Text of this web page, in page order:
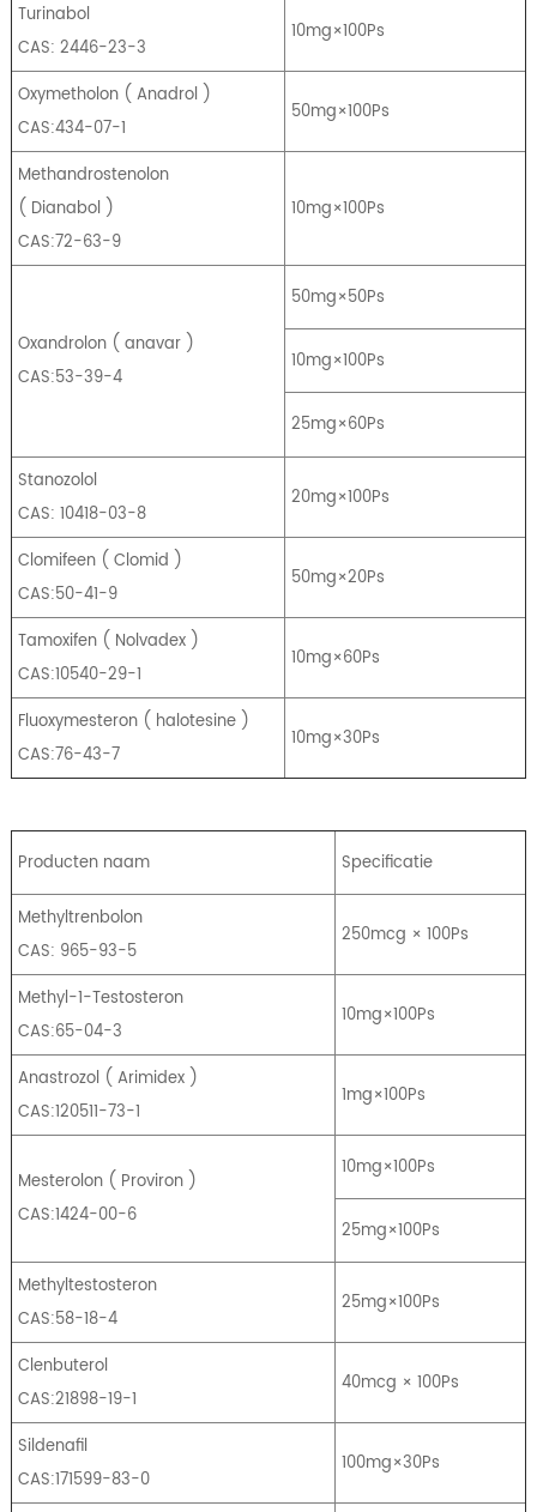
Turinabol
CAS: 2446-23-3
10mg×100Ps
Oxymetholon ( Anadrol )
CAS:434-07-1
50mg×100Ps
Methandrostenolon
( Dianabol )
CAS:72-63-9
10mg×100Ps
Oxandrolon ( anavar )
CAS:53-39-4
50mg×50Ps
10mg×100Ps
25mg×60Ps
Stanozolol
CAS: 10418-03-8
20mg×100Ps
Clomifeen ( Clomid )
CAS:50-41-9
50mg×20Ps
Tamoxifen ( Nolvadex )
CAS:10540-29-1
10mg×60Ps
Fluoxymesteron ( halotesine )
CAS:76-43-7
10mg×30Ps
Producten naam Specificatie
Methyltrenbolon
CAS: 965-93-5
250mcg × 100Ps
Methyl-1-Testosteron
CAS:65-04-3
10mg×100Ps
Anastrozol ( Arimidex )
CAS:120511-73-1
1mg×100Ps
Mesterolon ( Proviron )
CAS:1424-00-6
10mg×100Ps
25mg×100Ps
Methyltestosteron
CAS:58-18-4
25mg×100Ps
Clenbuterol
CAS:21898-19-1
40mcg × 100Ps
Sildenafil
CAS:171599-83-0
100mg×30Ps